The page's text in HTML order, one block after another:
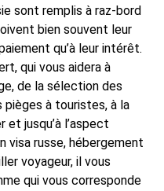
sont remplis à raz-bord
bien souvent leur
qu’à leur intérêt.
qui vous aidera à
de la sélection des
à touristes, à la
jusqu’à l’aspect
visa russe, hébergement
voyageur, il vous
qui vous corresponde